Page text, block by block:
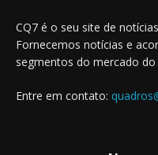
CQ7 é o seu site de
Fornecemos notícias e
segmentos do mercado do
Entre em contato: